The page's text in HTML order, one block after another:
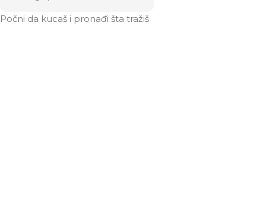
Počni da kucaš i pronađi šta tražiš